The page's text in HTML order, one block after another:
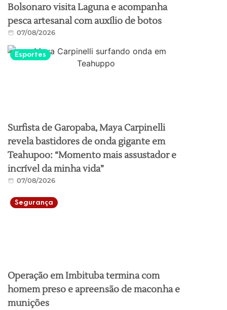
Bolsonaro visita Laguna e acompanha
pesca artesanal com auxílio de botos
07/08/2026
Esportes
Surfista de Garopaba, Maya Carpinelli
revela bastidores de onda gigante em
Teahupoo: “Momento mais assustador e
incrível da minha vida”
07/08/2026
Segurança
Operação em Imbituba termina com
homem preso e apreensão de maconha e
munições